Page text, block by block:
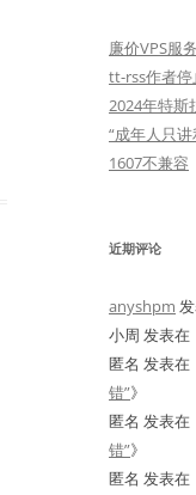
廉价VPS服
tt-rss作者停
2024年特斯
“成年人只
1607不兼容
近期评论
anyshpm
小周 发表在
匿名 发表在
错”》
匿名 发表在
错”》
匿名 发表在